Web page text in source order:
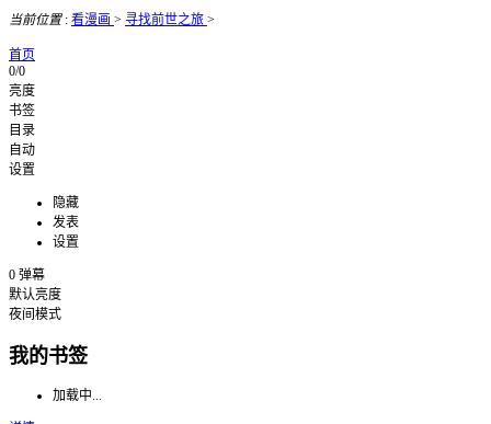
当前位置: 看漫画 > 寻找前世之旅 >
首页
0/0
亮度
书签
目录
自动
设置
隐藏
发表
设置
0 弹幕
默认亮度
夜间模式
我的书签
加载中...